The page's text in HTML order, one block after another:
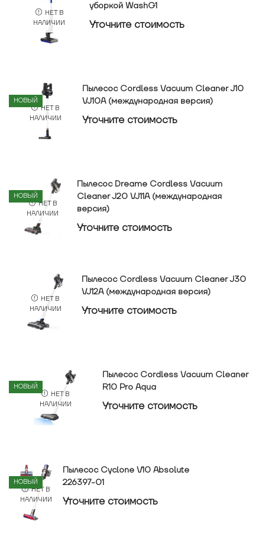
НЕТ В
НАЛИЧИИ
уборкой WashG1
Уточнитe стоимость
НОВЫЙ
НЕТ В
НАЛИЧИИ
Пылесос Cordless Vacuum Cleaner J10
VJ10A (международная версия)
Уточнитe стоимость
НОВЫЙ
НЕТ В
НАЛИЧИИ
Пылесос Dreame Cordless Vacuum
Cleaner J20 VJ11A (международная
версия)
Уточнитe стоимость
НЕТ В
НАЛИЧИИ
Пылесос Cordless Vacuum Cleaner J30
VJ12A (международная версия)
Уточнитe стоимость
НОВЫЙ
НЕТ В
НАЛИЧИИ
Пылесос Cordless Vacuum Cleaner
R10 Pro Aqua
Уточнитe стоимость
НОВЫЙ
НЕТ В
НАЛИЧИИ
Пылесос Cyclone V10 Absolute
226397-01
Уточнитe стоимость